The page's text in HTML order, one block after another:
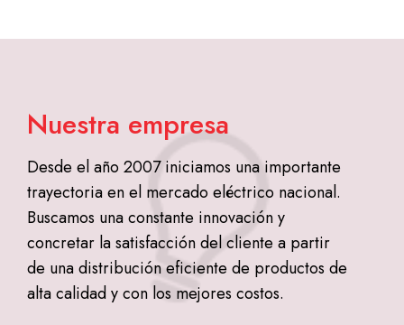
Nuestra empresa
Desde el año 2007 iniciamos una importante
trayectoria en el mercado eléctrico nacional.
Buscamos una constante innovación y
concretar la satisfacción del cliente a partir
de una distribución eficiente de productos de
alta calidad y con los mejores costos.